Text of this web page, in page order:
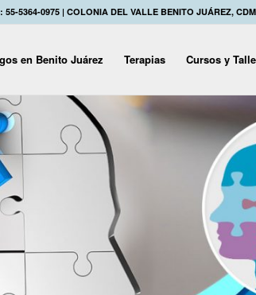
55-5364-0975 | COLONIA DEL VALLE BENITO JUÁREZ,
en Benito Juárez Terapias Cursos y